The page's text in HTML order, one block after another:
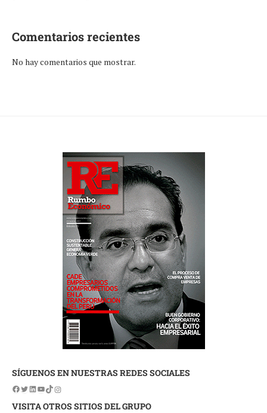
Comentarios recientes
No hay comentarios que mostrar.
SÍGUENOS EN NUESTRAS REDES SOCIALES
VISITA OTROS SITIOS DEL GRUPO